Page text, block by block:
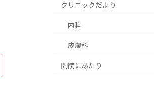
クリニックだより
内科
皮膚科
開院にあたり